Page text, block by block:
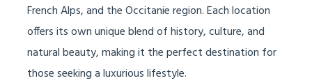
French Alps, and the Occitanie region. Each location
offers its own unique blend of history, culture, and
natural beauty, making it the perfect destination for
those seeking a luxurious lifestyle.